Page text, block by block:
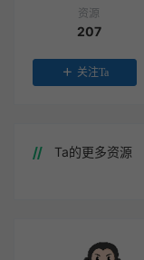
资源
207
关注Ta
Ta的更多资源